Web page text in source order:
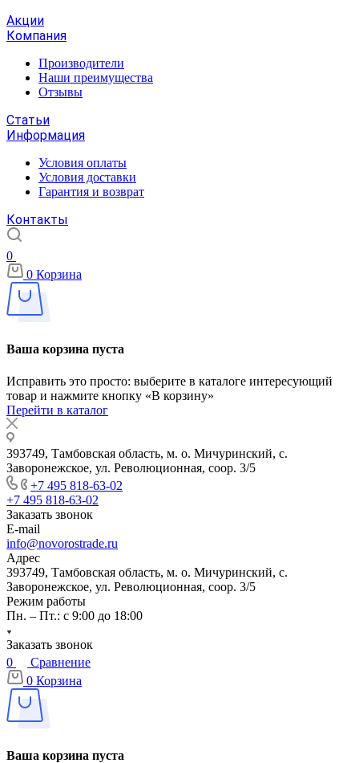
Акции
Компания
Производители
Наши преимущества
Отзывы
Статьи
Информация
Условия оплаты
Условия доставки
Гарантия и возврат
Контакты
0
0 Корзина
Ваша корзина пуста
Исправить это просто: выберите в каталоге интересующий
товар и нажмите кнопку «В корзину»
Перейти в каталог
393749, Тамбовская область, м. о. Мичуринский, с.
Заворонежское, ул. Революционная, соор. 3/5
+7 495 818-63-02
+7 495 818-63-02
Заказать звонок
E-mail
info@novorostrade.ru
Адрес
393749, Тамбовская область, м. о. Мичуринский, с.
Заворонежское, ул. Революционная, соор. 3/5
Режим работы
Пн. – Пт.: с 9:00 до 18:00
Заказать звонок
0
Сравнение
0 Корзина
Ваша корзина пуста